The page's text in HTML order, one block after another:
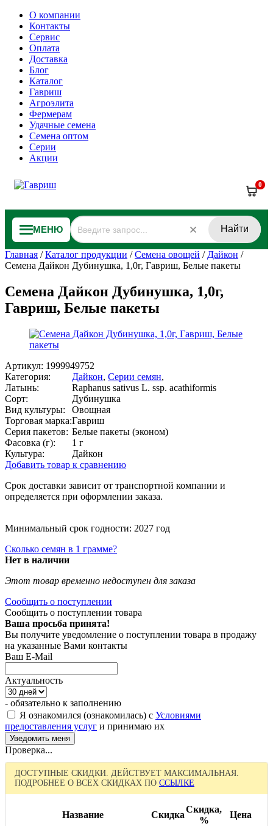
О компании
Контакты
Сервис
Оплата
Доставка
Блог
Каталог
Гавриш
Агроэлита
Фермерам
Удачные семена
Семена оптом
Серии
Акции
0
МЕНЮ Найти
Главная /Каталог продукции /Семена овощей / Дайкон /
Семена Дайкон Дубинушка, 1,0г, Гавриш, Белые пакеты
Семена Дайкон Дубинушка, 1,0г,
Гавриш, Белые пакеты
Артикул: 1999949752
Категория:
Дайкон, Серии семян,
Латынь:
Raphanus sativus L. ssp. acathiformis
Сорт:
Дубинушка
Вид культуры:
Овощная
Торговая марка:Гавриш
Серия пакетов: Белые пакеты (эконом)
Фасовка (г):
1 г
Культура:
Дайкон
Добавить товар к сравнению
Срок доставки зависит от транспортной компании и
определяется при оформлении заказа.
Минимальный срок годности: 2027 год
Сколько семян в 1 грамме?
Нет в наличии
Этот товар временно недоступен для заказа
Сообщить о поступлении
Сообщить о поступлении товара
Ваша просьба принята!
Вы получите уведомление о поступлении товара в продажу
на указанные Вами контакты
Ваш E-Mail
Актуальность
- обязательно к заполнению
Я ознакомился (ознакомилась) с Условиями
предоставления услуг и принимаю их
Проверка...
ДОСТУПНЫЕ СКИДКИ. ДЕЙСТВУЕТ МАКСИМАЛЬНАЯ.
ПОДРОБНЕЕ О ВСЕХ СКИДКАХ ПО ССЫЛКЕ
Название Скидка
Скидка,
%
Цена